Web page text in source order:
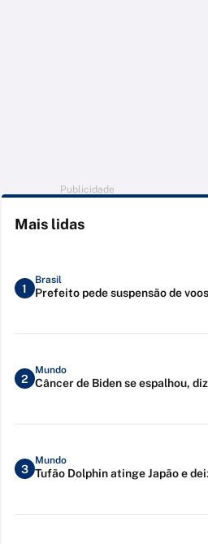
Publicidade
Mais lidas
1
Brasil
Prefeito pede suspensão de
2
Mundo
Câncer de Biden se espalhou,
3
Mundo
Tufão Dolphin atinge Japão e